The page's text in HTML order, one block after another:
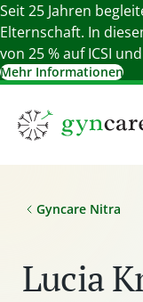
Seit 25 Jahren
Elternschaft. In
von 25 % auf ICSI
Mehr Informationen
Gyncare Nitra
Lucia